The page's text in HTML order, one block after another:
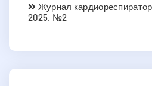
Журнал
2025. №2